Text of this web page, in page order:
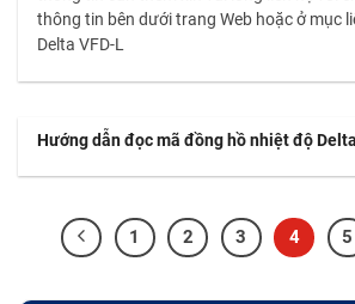
thông tin bên dưới trang Web hoặc ở mục
Delta VFD-L
Hướng dẫn đọc mã đồng hồ nhiệt độ Delta
1 2 3 4 5